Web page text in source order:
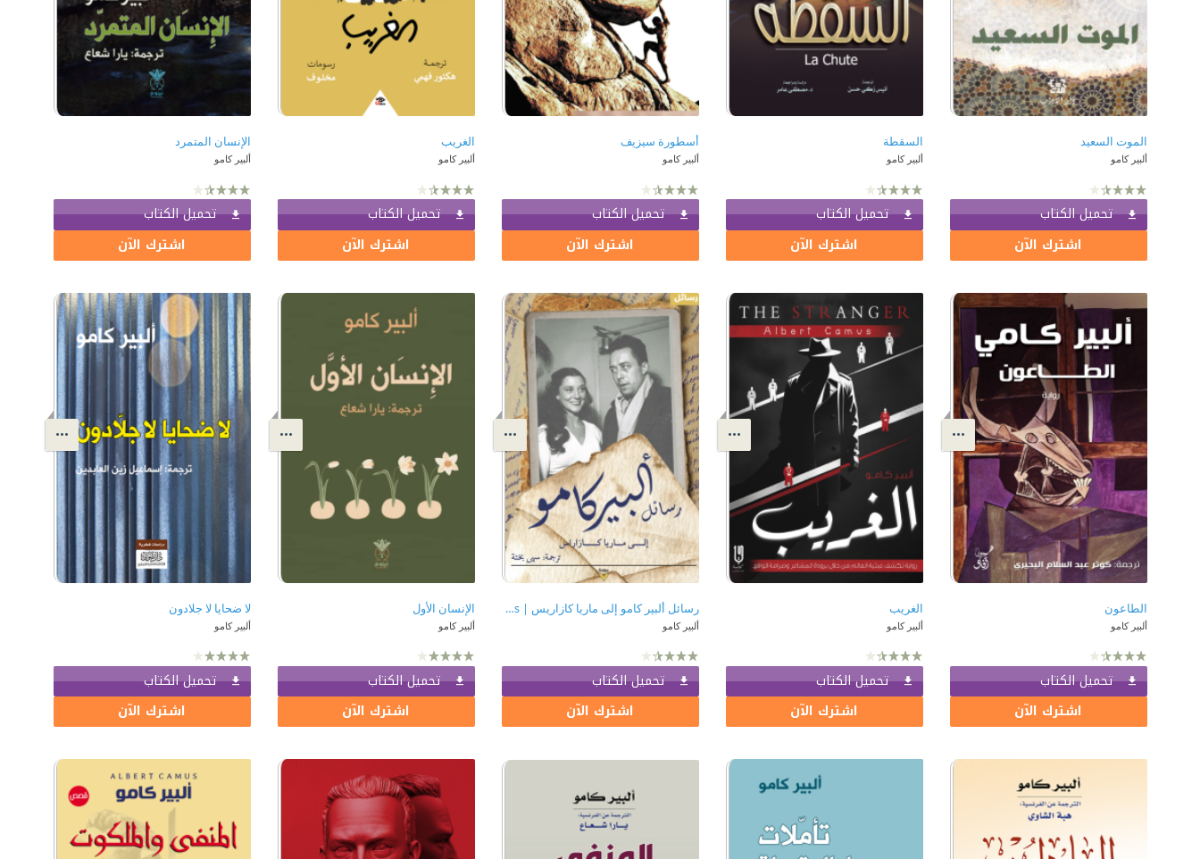
الموت السعيد
ألبير كامو
تحميل الكتاب
اشترك الآن
السقطة
ألبير كامو
تحميل الكتاب
اشترك الآن
أسطورة سيزيف
ألبير كامو
تحميل الكتاب
اشترك الآن
الغريب
ألبير كامو
تحميل الكتاب
اشترك الآن
الإنسان المتمرد
ألبير كامو
تحميل الكتاب
اشترك الآن
الطاعون
ألبير كامو
تحميل الكتاب
اشترك الآن
الغريب
ألبير كامو
تحميل الكتاب
اشترك الآن
رسائل ألبير كامو إلى ماريا كازاريس | Letters of Albert Camus to Maria Casarès
ألبير كامو
تحميل الكتاب
اشترك الآن
الإنسان الأول
ألبير كامو
تحميل الكتاب
اشترك الآن
لا ضحايا لا جلادون
ألبير كامو
تحميل الكتاب
اشترك الآن